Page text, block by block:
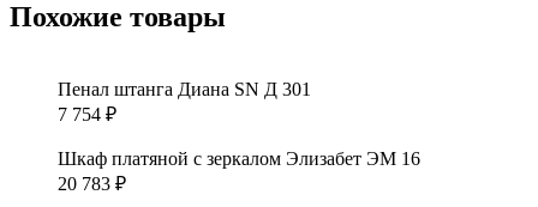
Похожие товары
Пенал штанга Диана SN Д 301
7 754 ₽
Шкаф платяной с зеркалом Элизабет ЭМ 16
20 783 ₽